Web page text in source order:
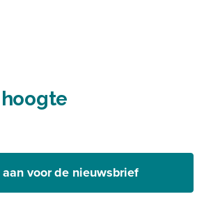
voor de nieuwsbrief